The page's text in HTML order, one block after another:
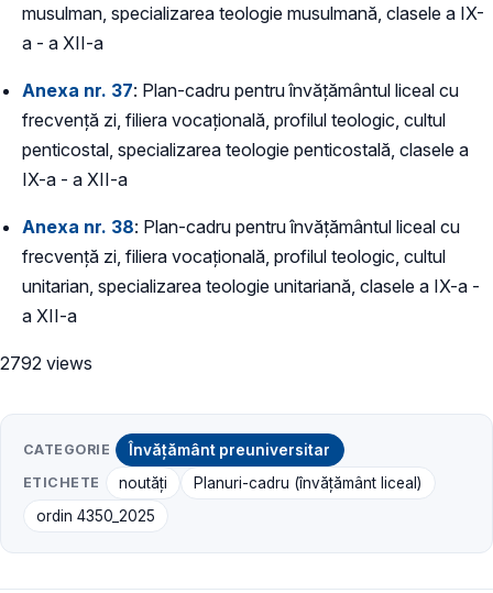
musulman, specializarea teologie musulmană, clasele a IX-
a - a XII-a
Anexa nr. 37: Plan-cadru pentru învățământul liceal cu
frecvență zi, filiera vocațională, profilul teologic, cultul
penticostal, specializarea teologie penticostală, clasele a
IX-a - a XII-a
Anexa nr. 38: Plan-cadru pentru învățământul liceal cu
frecvență zi, filiera vocațională, profilul teologic, cultul
unitarian, specializarea teologie unitariană, clasele a IX-a -
a XII-a
2792 views
CATEGORIE Învățământ preuniversitar
ETICHETE noutăți
Planuri-cadru (învățământ liceal)
ordin 4350_2025